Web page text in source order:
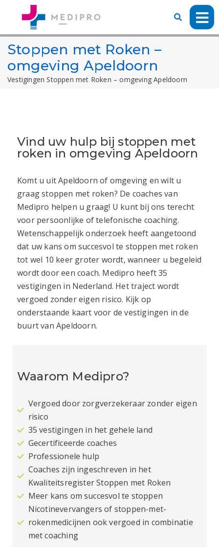
Stoppen met Roken –
omgeving Apeldoorn
Vestigingen Stoppen met Roken – omgeving Apeldoorn
Vind uw hulp bij stoppen met
roken in omgeving Apeldoorn
Komt u uitApeldoorn of omgeving en wilt u
graag stoppen met roken? De coaches van
Medipro helpen u graag! U kunt bij ons terecht
voor persoonlijke of telefonische coaching.
Wetenschappelijk onderzoek heeft aangetoond
dat uw kans om succesvol te stoppen met roken
tot wel 10 keer groter wordt, wanneer u begeleid
wordt door een coach. Medipro heeft 35
vestigingen in Nederland. Het traject wordt
vergoed zonder eigen risico. Kijk op
onderstaande kaart voor de vestigingen in de
buurt van Apeldoorn.
Waarom Medipro?
Vergoed door zorgverzekeraar zonder eigen
risico
35 vestigingen in het gehele land
Gecertificeerde coaches
Professionele hulp
Coaches zijn ingeschreven in het
Kwaliteitsregister Stoppen met Roken
Meer kans om succesvol te stoppen
Nicotinevervangers of stoppen-met-
rokenmedicijnen ook vergoed in combinatie
met coaching